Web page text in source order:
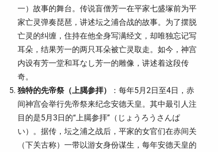
一）故事的舞台。传说盲僧芳一在平家七盛塚前为平
家亡灵弹奏琵琶，讲述坛之浦合战的故事。为了摆脱
亡灵的纠缠，住持在他全身写满经文，却唯独忘记写
耳朵，结果芳一的两只耳朵被亡灵取走。如今，神宫
内设有芳一堂和耳なし芳一的雕像，讲述着这段传
奇。
独特的先帝祭（上臈参拝）
：每年5月2日至4日，赤
间神宫会举行先帝祭来纪念安德天皇。其中最引人注
目的是5月3日的“上臈参拝”（じょうろうさんぱ
い）。据传，坛之浦之战后，平家的女官们在赤间关
（下关古称）一带以游女身份谋生，每年安德天皇的